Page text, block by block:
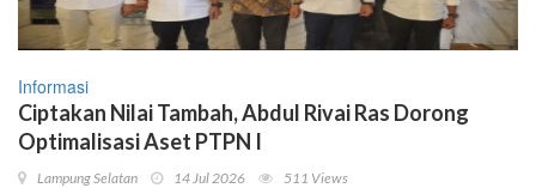
Informasi
Ciptakan Nilai Tambah, Abdul Rivai Ras Dorong
Optimalisasi Aset PTPN I
Lampung Selatan 14 Jul 2026 511 Views